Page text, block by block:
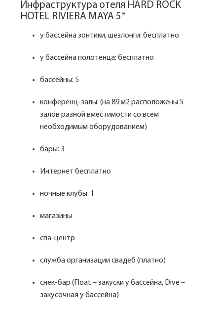
Инфраструктура отеля HARD ROCK
HOTEL RIVIERA MAYA 5*
у бассейна зонтики, шезлонги: бесплатно
у бассейна полотенца: бесплатно
бассейны: 5
конференц-залы: (на 89 м2 расположены 5
залов разной вместимости со всем
необходимым оборудованием)
бары: 3
Интернет бесплатно
ночные клубы: 1
магазины
спа-центр
служба организации свадеб (платно)
снек-бар (Float – закуски у бассейна, Dive –
закусочная у бассейна)